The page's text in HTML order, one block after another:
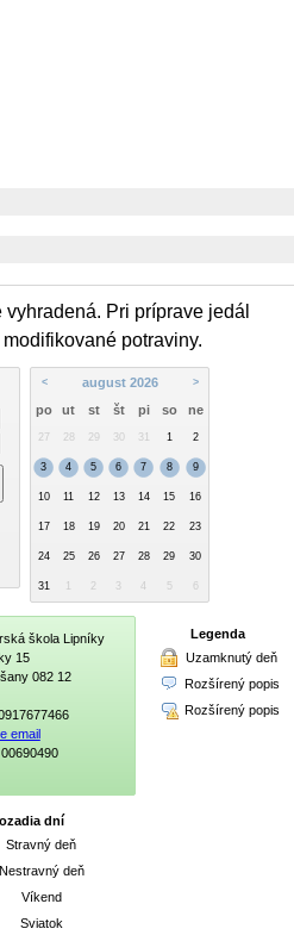
Pri príprave jedál
potraviny.
< august 2026 >
po ut st št pi so ne
27 28 29 30 31 1 2
3 4 5 6 7 8 9
10 11 12 13 14 15 16
17 18 19 20 21 22 23
24 25 26 27 28 29 30
31 2 3 4 5 6
škola Lipníky
15
082 12
email
00690490
Legenda
Uzamknutý deň
Rozšírený popis
Rozšírený popis
dní
Stravný deň
Nestravný deň
Víkend
Sviatok